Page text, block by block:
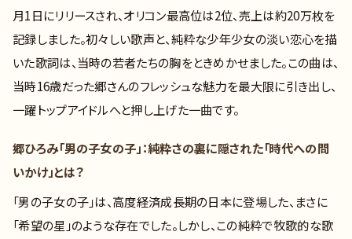
月1日にリリースされ、オリコン最高位は2位、売上は約20万枚を
記録しました。初々しい歌声と、純粋な少年少女の淡い恋心を描
いた歌詞は、当時の若者たちの胸をときめかせました。この曲は、
当時16歳だった郷さんのフレッシュな魅力を最大限に引き出し、
一躍トップアイドルへと押し上げた一曲です。
郷ひろみ「男の子女の子」：純粋さの裏に隠された「時代への問
いかけ」とは？
「男の子女の子」は、高度経済成長期の日本に登場した、まさに
「希望の星」のような存在でした。しかし、この純粋で牧歌的な歌